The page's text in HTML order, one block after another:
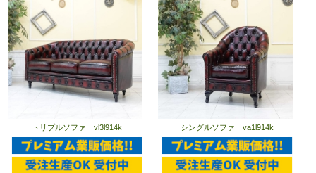
トリプルソファ vl3l914k シングルソファ va1l914k